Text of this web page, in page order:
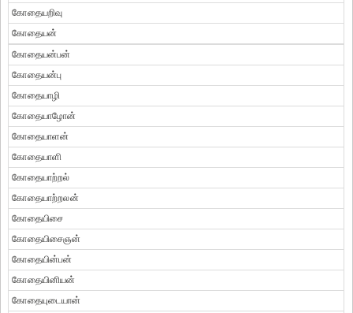
கோதையறிவு
கோதையன்
கோதையன்பன்
கோதையன்பு
கோதையாழி
கோதையாழோன்
கோதையாளன்
கோதையாளி
கோதையாற்றல்
கோதையாற்றலன்
கோதையிசை
கோதையிசைஞன்
கோதையின்பன்
கோதையினியன்
கோதையுடையான்